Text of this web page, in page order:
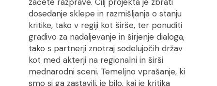
dosedanje sklepe in razmišljanja o stanju
kritike, tako v regiji kot širše, ter ponuditi
gradivo za nadaljevanje in širjenje dialoga,
tako s partnerji znotraj sodelujočih držav
kot med akterji na regionalni in širši
mednarodni sceni. Temeljno vprašanje, ki
smo si ga zastavili, je bilo, kaj je kritika